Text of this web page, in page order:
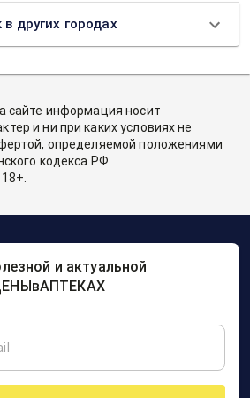
других городах
сайте информация носит
и ни при каких условиях не
определяемой положениями
кодекса РФ.
и актуальной